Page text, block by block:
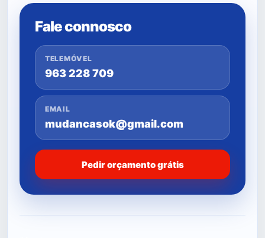
Fale connosco
TELEMÓVEL
963 228 709
EMAIL
mudancasok@gmail.com
Pedir orçamento grátis